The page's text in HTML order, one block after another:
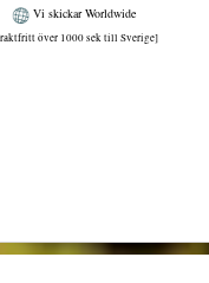
Vi skickar Worldwide
över 1000 sek till Sverige]